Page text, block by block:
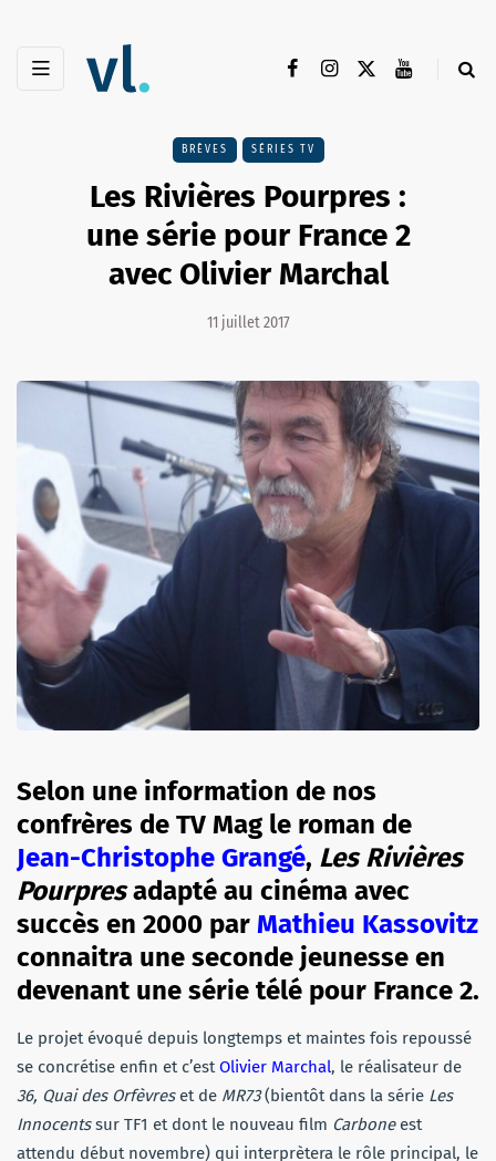
BRÈVES SÉRIES TV
Les Rivières Pourpres :
une série pour France 2
avec Olivier Marchal
11 juillet 2017
Selon une information de nos
confrères de TV Mag le roman de
Jean-Christophe Grangé, Les Rivières
Pourpresadapté au cinéma avec
succès en 2000 par Mathieu Kassovitz
connaitra une seconde jeunesse en
devenant une série télé pour France 2.
Le projet évoqué depuis longtemps et maintes fois repoussé
se concrétise enfin et c’est Olivier Marchal, le réalisateur de
36, Quai des Orfèvreset de MR73(bientôt dans la série Les
Innocentssur TF1 et dont le nouveau film Carboneest
attendu début novembre) qui interprètera le rôle principal, le